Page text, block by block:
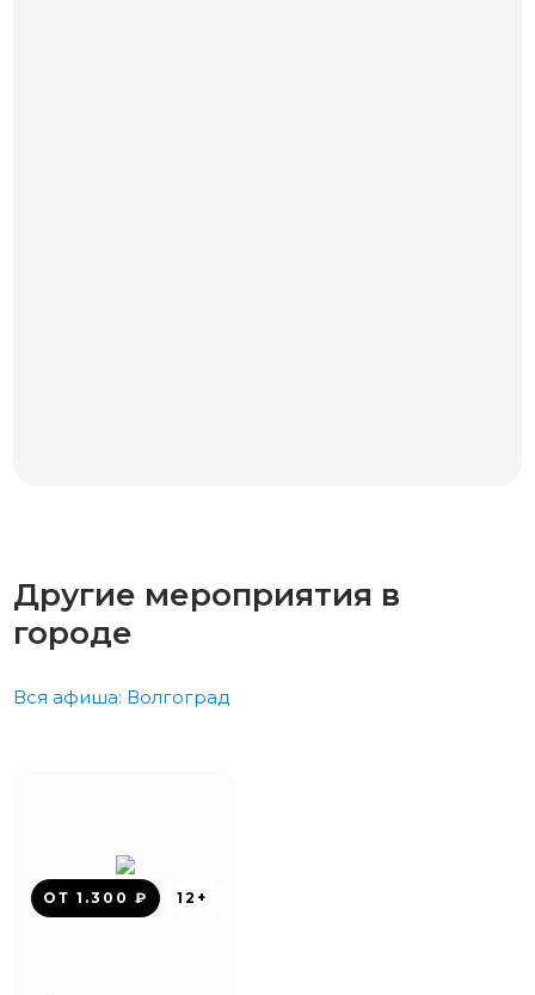
Другие мероприятия в
городе
Вся афиша: Волгоград
ОТ 1.300 ₽ 12+